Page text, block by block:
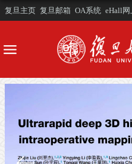
复旦主页 复旦邮箱 OA系统 eHall